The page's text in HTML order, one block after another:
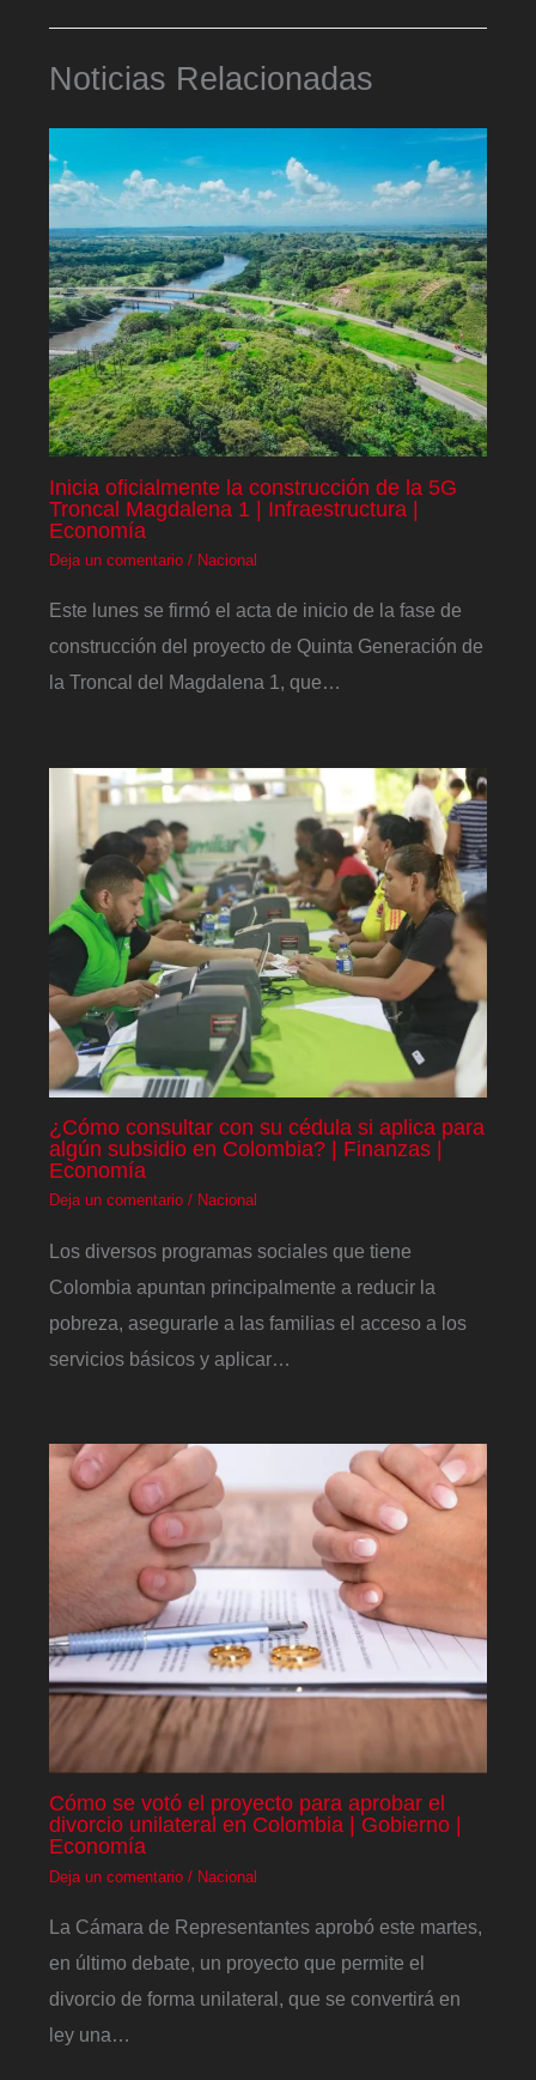
Noticias Relacionadas
Inicia oficialmente la construcción de la 5G
Troncal Magdalena 1 | Infraestructura |
Economía
Deja un comentario / Nacional
Este lunes se firmó el acta de inicio de la fase de
construcción del proyecto de Quinta Generación de
la Troncal del Magdalena 1, que…
¿Cómo consultar con su cédula si aplica para
algún subsidio en Colombia? | Finanzas |
Economía
Deja un comentario / Nacional
Los diversos programas sociales que tiene
Colombia apuntan principalmente a reducir la
pobreza, asegurarle a las familias el acceso a los
servicios básicos y aplicar…
Cómo se votó el proyecto para aprobar el
divorcio unilateral en Colombia | Gobierno |
Economía
Deja un comentario / Nacional
La Cámara de Representantes aprobó este martes,
en último debate, un proyecto que permite el
divorcio de forma unilateral, que se convertirá en
ley una…